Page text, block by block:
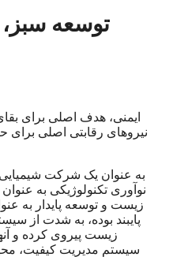
توسعه
ایمنی، هدف اصلی برای
نیروهای رقابتی اصلی برای
به عنوان یک شرکت
نوآوری تکنولوژیکی به
زیست و توسعه پایدار به
پایبند بوده، به شدت از
زیست پیروی کرده و
سیستم مدیریت کیفیت،